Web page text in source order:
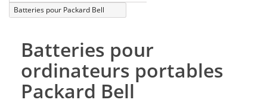
Batteries pour Packard Bell
Batteries pour
ordinateurs portables
Packard Bell